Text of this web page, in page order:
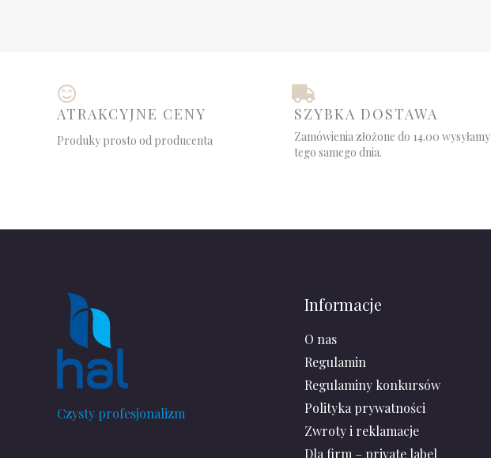
ATRAKCYJNE CENY
Produky prosto od producenta
SZYBKA DOSTAWA
Zamówienia złożone do 14.00 wysyłamy
tego samego dnia.
Czysty profesjonalizm
Informacje
O nas
Regulamin
Regulaminy konkursów
Polityka prywatności
Zwroty i reklamacje
Dla firm – private label